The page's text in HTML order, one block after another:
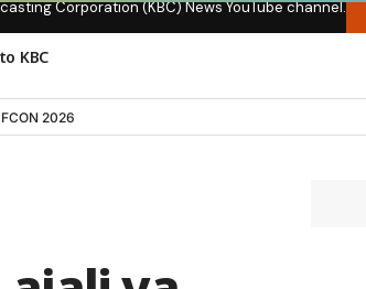
Corporation (KBC) News YouTube channel.
KBC
2026